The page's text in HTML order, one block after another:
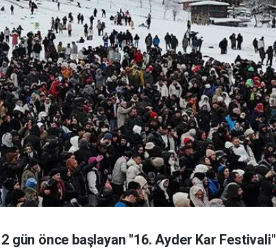
gün önce başlayan "16. Ayder Kar Festivali"